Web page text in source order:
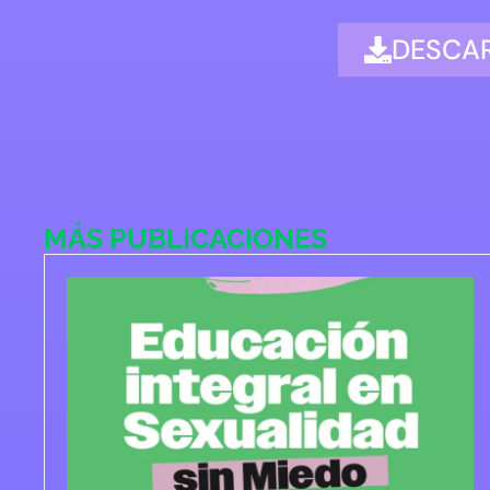
MÁS PUBLICACIONES